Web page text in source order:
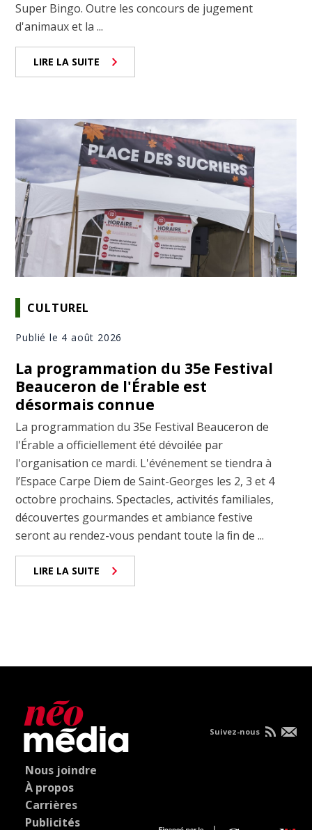
Super Bingo. Outre les concours de jugement
d'animaux et la ...
LIRE LA SUITE
CULTUREL
Publié le 4 août 2026
La programmation du 35e Festival
Beauceron de l'Érable est
désormais connue
La programmation du 35e Festival Beauceron de
l'Érable a officiellement été dévoilée par
l'organisation ce mardi. L'événement se tiendra à
l’Espace Carpe Diem de Saint-Georges les 2, 3 et 4
octobre prochains. Spectacles, activités familiales,
découvertes gourmandes et ambiance festive
seront au rendez-vous pendant toute la ﬁn de ...
LIRE LA SUITE
Nous joindre
À propos
Carrières
Publicités
Suivez-nous